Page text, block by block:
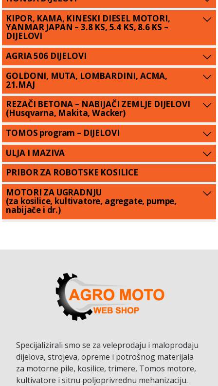
KIPOR, KAMA, KINESKI DIESEL MOTORI,
YANMAR JAPAN – 3.8 KS, 5.4 KS, 8.6 KS –
DIJELOVI
AGRIA 506 DIJELOVI
GOLDONI, MUTA, LOMBARDINI, ACMA,
21.MAJ
REZAČI BETONA – NABIJAČI ZEMLJE DIJELOVI
(Husqvarna, Makita, Wacker)
TOMOS program – DIJELOVI
ULJA I MAZIVA
PRIBOR ZA ROBOTSKE KOSILICE
MOTORI ZA UGRADNJU
(za kosilice, kultivatore, agregate, pumpe,
nabijače i dr.)
Specijalizirali smo se za veleprodaju i maloprodaju
dijelova, strojeva, opreme i potrošnog materijala
za motorne pile, kosilice, trimere, Tomos motore,
kultivatore i sitnu poljoprivrednu mehanizaciju.